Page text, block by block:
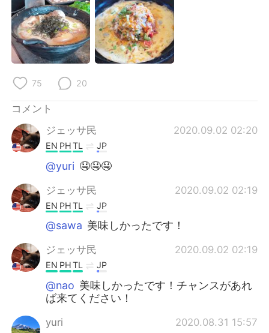
Türkçe Tiếng Việt
Português
75 20
コメント
ジェッサ民
2020.09.02 02:20
EN PHTL JP
@yuri 🤤🤤🤤
ジェッサ民 2020.09.02 02:19
EN PHTL JP
@sawa 美味しかったです！
ジェッサ民 2020.09.02 02:19
EN PHTL JP
@nao 美味しかったです！チャンスがあれ
ば来てください！
yuri 2020.08.31 15:57